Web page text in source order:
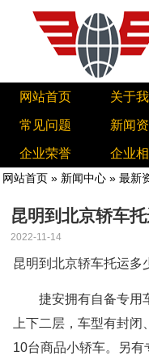
网站首页 关于
常见问题 新闻
企业荣誉 企业
网站首页 » 新闻中心 » 最新
昆明到北京轿车
2022-11-14
昆明到北京轿车托运多
捷安拥有自备专用车
上下二层，车型有封
10台商品小轿车。另